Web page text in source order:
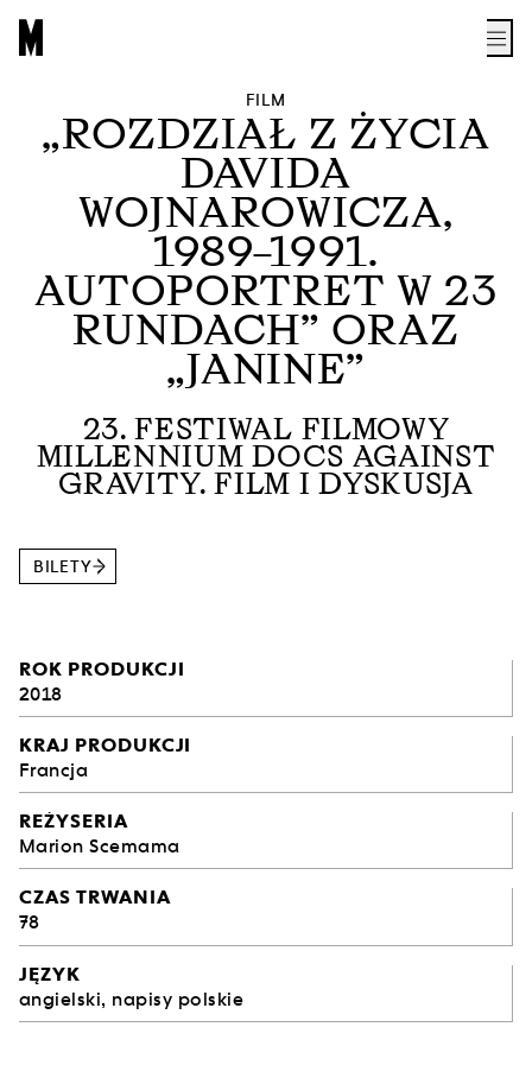
FILM
„ROZDZIAŁ Z ŻYCIA
DAVIDA
WOJNAROWICZA,
1989–1991.
AUTOPORTRET W 23
RUNDACH” ORAZ
„JANINE”
23. FESTIWAL FILMOWY
MILLENNIUM DOCS AGAINST
GRAVITY. FILM I DYSKUSJA
BILETY
ROK PRODUKCJI
2018
KRAJ PRODUKCJI
Francja
REŻYSERIA
Marion Scemama
CZAS TRWANIA
78
JĘZYK
angielski, napisy polskie